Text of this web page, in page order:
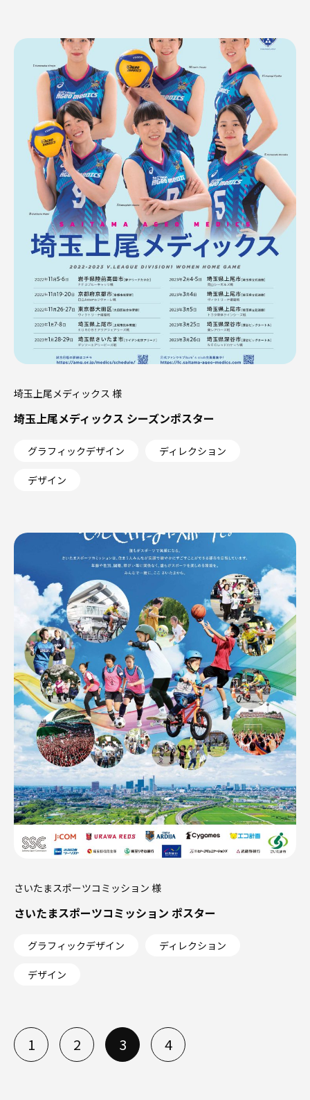
埼玉上尾メディックス 様
埼玉上尾メディックス シーズンポスター
グラフィックデザイン ディレクション
デザイン
さいたまスポーツコミッション 様
さいたまスポーツコミッション ポスター
グラフィックデザイン ディレクション
デザイン
1 2 3 4